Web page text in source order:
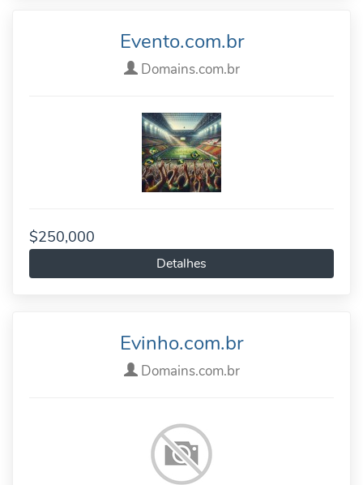
Evento.com.br
Domains.com.br
$250,000
Detalhes
Evinho.com.br
Domains.com.br